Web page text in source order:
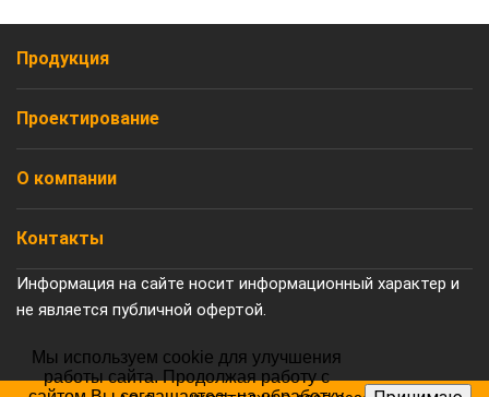
Продукция
Проектирование
О компании
Контакты
Информация на сайте носит информационный характер и
не является публичной офертой.
Мы используем cookie для улучшения
работы сайта. Продолжая работу с